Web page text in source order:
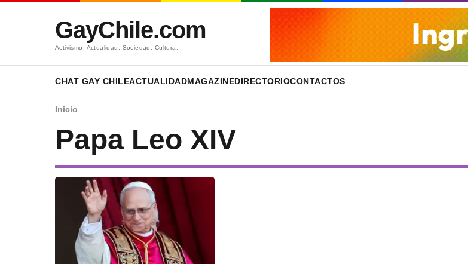
GayChile.com
Activismo. Actualidad. Sociedad. Cultura.
CHAT GAY CHILEACTUALIDADMAGAZINEDIRECTORIOCONTACTOS
Inicio
Papa Leo XIV